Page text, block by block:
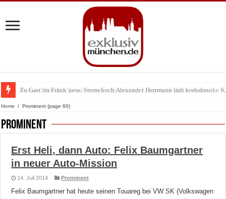
Zu Gast im Fränk’ness: Sternekoch Alexander Herrmann lädt krebskranke
Warum München gerade zum Treffpunkt der Lingerie-Branche wurde
Home / Prominent (page 60)
Prominent
Erst Heli, dann Auto: Felix Baumgartner
in neuer Auto-Mission
14. Juli 2014 Prominent
Felix Baumgartner hat heute seinen Touareg bei VW SK (Volkswagen